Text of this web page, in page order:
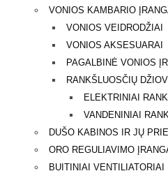
VONIOS KAMBARIO
VONIOS VEIDRODŽIAI
VONIOS AKSESUARAI
PAGALBINĖ VONIOS
RANKŠLUOSČIŲ
ELEKTRINIAI
VANDENINIAI
DUŠO KABINOS IR JŲ
ORO REGULIAVIMO
BUITINIAI VENTILIATORIAI